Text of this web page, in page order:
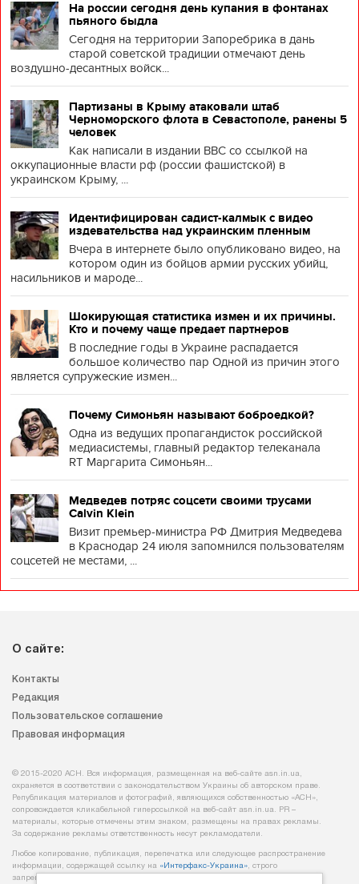
На россии сегодня день купания в фонтанах
пьяного быдла
Сегодня на территории Запоребрика в дань
старой советской традиции отмечают день
воздушно-десантных войск...
Партизаны в Крыму атаковали штаб
Черноморского флота в Севастополе, ранены 5
человек
Как написали в издании BBC со ссылкой на
оккупационные власти рф (россии фашистской) в
украинском Крыму, ...
Идентифицирован садист-калмык с видео
издевательства над украинским пленным
Вчера в интернете было опубликовано видео, на
котором один из бойцов армии русских убийц,
насильников и мароде...
Шокирующая статистика измен и их причины.
Кто и почему чаще предает партнеров
В последние годы в Украине распадается
большое количество пар Одной из причин этого
является супружеские измен...
Почему Симоньян называют боброедкой?
Одна из ведущих пропагандисток российской
медиасистемы, главный редактор телеканала
RT Маргарита Симоньян...
Медведев потряс соцсети своими трусами
Calvin Klein
Визит премьер-министра РФ Дмитрия Медведева
в Краснодар 24 июля запомнился пользователям
соцсетей не местами, ...
О сайте:
Контакты
Редакция
Пользовательское соглашение
Правовая информация
© 2015-2020 АСН. Вся информация, размещенная на веб-сайте asn.in.ua,
охраняется в соответствии с законодательством Украины об авторском праве.
Републикация материалов и фотографий, являющихся собственностью «АСН»,
сопровождается кликабельной гиперссылкой на веб-сайт asn.іn.ua. PR –
материалы, которые отмечены этим знаком, размещены на правах рекламы.
За содержание рекламы ответственность несут рекламодатели.
Любое копирование, публикация, перепечатка или следующее распространение
информации, содержащей ссылку на «Интерфакс-Украина», строго
запрещается.